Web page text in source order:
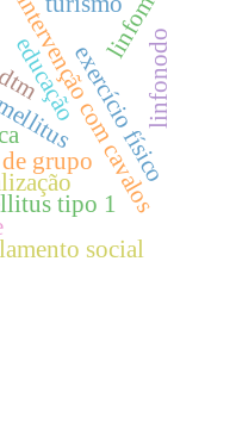
grupo
intervenção com cavalos
tipo 1
educação
social
exercício físico
linfoma
linfonodo
dtm